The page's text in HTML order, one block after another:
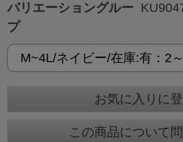
バリエーショングルー
プ
お気に入りに
この商品について